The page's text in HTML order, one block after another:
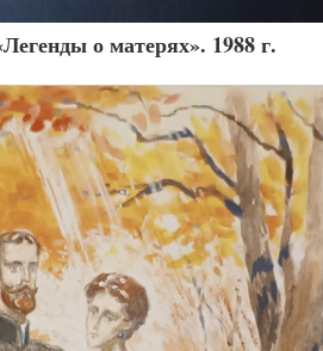
о матерях». 1988 г.